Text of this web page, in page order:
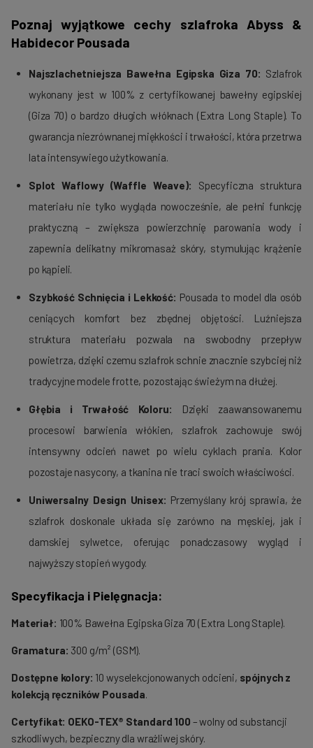
Poznaj wyjątkowe cechy szlafroka Abyss &
Habidecor Pousada
Najszlachetniejsza Bawełna Egipska Giza 70: Szlafrok
wykonany jest w 100% z certyfikowanej bawełny egipskiej
(Giza 70) o bardzo długich włóknach (Extra Long Staple). To
gwarancja niezrównanej miękkości i trwałości, która przetrwa
lata intensywiego użytkowania.
Splot Waflowy (Waffle Weave): Specyficzna struktura
materiału nie tylko wygląda nowocześnie, ale pełni funkcję
praktyczną – zwiększa powierzchnię parowania wody i
zapewnia delikatny mikromasaż skóry, stymulując krążenie
po kąpieli.
Szybkość Schnięcia i Lekkość: Pousada to model dla osób
ceniących komfort bez zbędnej objętości. Luźniejsza
struktura materiału pozwala na swobodny przepływ
powietrza, dzięki czemu szlafrok schnie znacznie szybciej niż
tradycyjne modele frotte, pozostając świeżym na dłużej.
Głębia i Trwałość Koloru: Dzięki zaawansowanemu
procesowi barwienia włókien, szlafrok zachowuje swój
intensywny odcień nawet po wielu cyklach prania. Kolor
pozostaje nasycony, a tkanina nie traci swoich właściwości.
Uniwersalny Design Unisex: Przemyślany krój sprawia, że
szlafrok doskonale układa się zarówno na męskiej, jak i
damskiej sylwetce, oferując ponadczasowy wygląd i
najwyższy stopień wygody.
Specyfikacja i Pielęgnacja:
Materiał: 100% Bawełna Egipska Giza 70 (Extra Long Staple).
Gramatura: 300 g/m² (GSM).
Dostępne kolory: 10 wyselekcjonowanych odcieni, spójnych z
kolekcją ręczników Pousada.
Certyfikat: OEKO-TEX® Standard 100 – wolny od substancji
szkodliwych, bezpieczny dla wrażliwej skóry.